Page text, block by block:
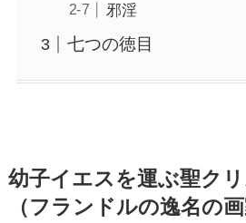
邪淫
七つの徳目
幼子イエスを運ぶ聖ク
（フランドルの逸名の画